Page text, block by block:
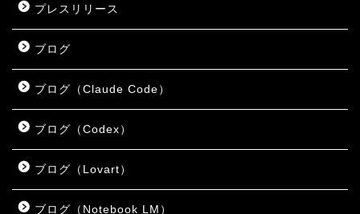
プレスリリース
ブログ
ブログ（Claude Code）
ブログ（Codex）
ブログ（Lovart）
ブログ（Notebook LM）